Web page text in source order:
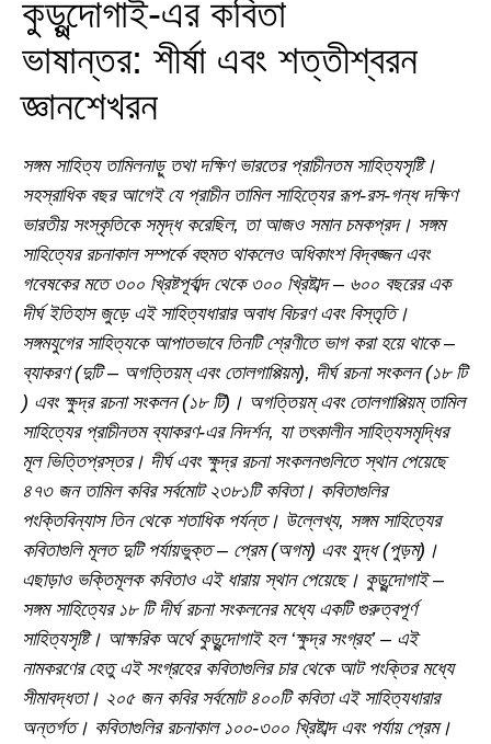
কুড়ুন্দোগাই-এর কবিতা
ভাষান্তর: শীর্ষা এবং শত্তীশ্বরন
জ্ঞানশেখরন
সঙ্গম সাহিত্য তামিলনাড়ু তথা দক্ষিণ ভারতের প্রাচীনতম সাহিত্যসৃষ্টি।
সহস্রাধিক বছর আগেই যে প্রাচীন তামিল সাহিত্যের রূপ-রস-গন্ধ দক্ষিণ
ভারতীয় সংস্কৃতিকে সমৃদ্ধ করেছিল, তা আজও সমান চমকপ্রদ। সঙ্গম
সাহিত্যের রচনাকাল সম্পর্কে বহুমত থাকলেও অধিকাংশ বিদ্বজ্জন এবং
গবেষকের মতে ৩০০ খ্রিষ্টপূর্বাব্দ থেকে ৩০০ খ্রিষ্টাব্দ – ৬০০ বছরের এক
দীর্ঘ ইতিহাস জুড়ে এই সাহিত্যধারার অবাধ বিচরণ এবং বিস্তৃতি।
সঙ্গমযুগের সাহিত্যকে আপাতভাবে তিনটি শ্রেণীতে ভাগ করা হয়ে থাকে –
ব্যাকরণ (দুটি – অগত্তিয়ম্ এবং তোলগাপ্পিয়ম্), দীর্ঘ রচনা সংকলন (১৮ টি
) এবং ক্ষুদ্র রচনা সংকলন (১৮ টি)। অগত্তিয়ম্ এবং তোলগাপ্পিয়ম্ তামিল
সাহিত্যের প্রাচীনতম ব্যাকরণ-এর নিদর্শন, যা তৎকালীন সাহিত্যসমৃদ্ধির
মূল ভিত্তিপ্রস্তর। দীর্ঘ এবং ক্ষুদ্র রচনা সংকলনগুলিতে স্থান পেয়েছে
৪৭৩ জন তামিল কবির সর্বমোট ২৩৮১টি কবিতা। কবিতাগুলির
পংক্তিবিন্যাস তিন থেকে শতাধিক পর্যন্ত। উল্লেখ্য, সঙ্গম সাহিত্যের
কবিতাগুলি মূলত দুটি পর্যায়ভুক্ত – প্রেম (অগম্) এবং যুদ্ধ (পুড়ম্)।
এছাড়াও ভক্তিমূলক কবিতাও এই ধারায় স্থান পেয়েছে। কুড়ুন্দোগাই –
সঙ্গম সাহিত্যের ১৮ টি দীর্ঘ রচনা সংকলনের মধ্যে একটি গুরুত্বপূর্ণ
সাহিত্যসৃষ্টি। আক্ষরিক অর্থে কুড়ুন্দোগাই হল ‘ক্ষুদ্র সংগ্রহ’ – এই
নামকরণের হেতু এই সংগ্রহের কবিতাগুলির চার থেকে আট পংক্তির মধ্যে
সীমাবদ্ধতা। ২০৫ জন কবির সর্বমোট ৪০০টি কবিতা এই সাহিত্যধারার
অন্তর্গত। কবিতাগুলির রচনাকাল ১০০-৩০০ খ্রিষ্টাব্দ এবং পর্যায় প্রেম।